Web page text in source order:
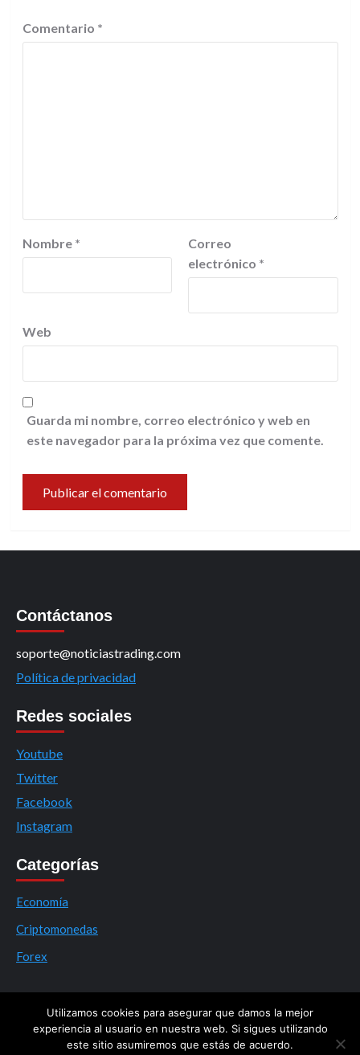
Comentario *
Nombre *
Correo
electrónico *
Web
Guarda mi nombre, correo electrónico y web en
este navegador para la próxima vez que comente.
Contáctanos
soporte@noticiastrading.com
Política de privacidad
Redes sociales
Youtube
Twitter
Facebook
Instagram
Categorías
Economía
Criptomonedas
Forex
© 2020 NoticiasTrading. Todos los derechos reservados. |
Utilizamos cookies para asegurar que damos la mejor
experiencia al usuario en nuestra web. Si sigues utilizando
este sitio asumiremos que estás de acuerdo.